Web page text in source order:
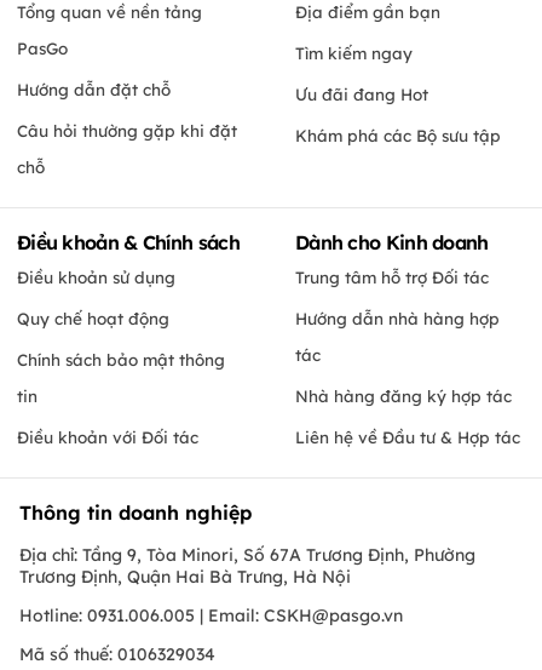
Tổng quan về nền tảng
PasGo
Hướng dẫn đặt chỗ
Câu hỏi thường gặp khi đặt
chỗ
Địa điểm gần bạn
Tìm kiếm ngay
Ưu đãi đang Hot
Khám phá các Bộ sưu tập
Điều khoản & Chính sách
Điều khoản sử dụng
Quy chế hoạt động
Chính sách bảo mật thông
tin
Điều khoản với Đối tác
Dành cho Kinh doanh
Trung tâm hỗ trợ Đối tác
Hướng dẫn nhà hàng hợp
tác
Nhà hàng đăng ký hợp tác
Liên hệ về Đầu tư & Hợp tác
Thông tin doanh nghiệp
Địa chỉ: Tầng 9, Tòa Minori, Số 67A Trương Định, Phường
Trương Định, Quận Hai Bà Trưng, Hà Nội
Hotline: 0931.006.005 | Email: CSKH@pasgo.vn
Mã số thuế: 0106329034